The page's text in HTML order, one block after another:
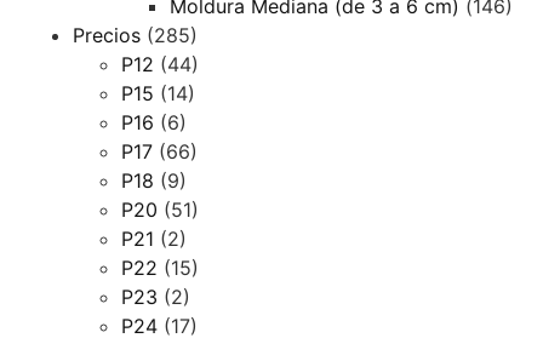
Moldura Mediana (de 3 a 6 cm) (146)
Precios (285)
P12 (44)
P15 (14)
P16 (6)
P17 (66)
P18 (9)
P20 (51)
P21 (2)
P22 (15)
P23 (2)
P24 (17)